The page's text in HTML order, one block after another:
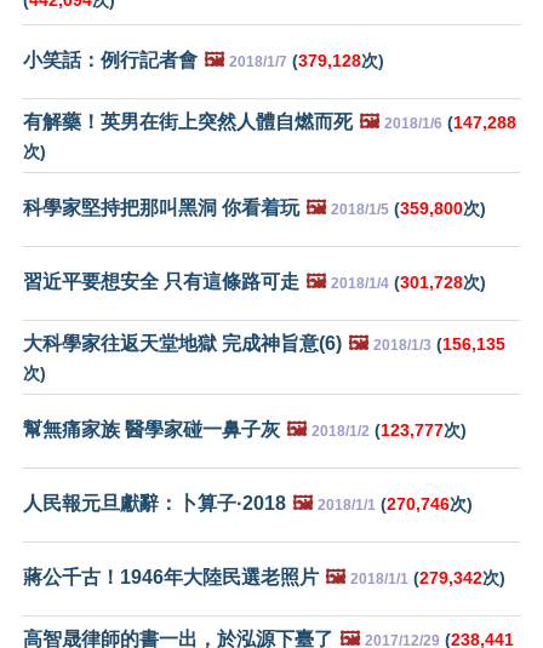
小笑話：例行記者會 🖼️ 2018/1/7 (379,128次)
有解藥！英男在街上突然人體自燃而死 🖼️ 2018/1/6 (147,288
次)
科學家堅持把那叫黑洞 你看着玩 🖼️ 2018/1/5 (359,800次)
習近平要想安全 只有這條路可走 🖼️ 2018/1/4 (301,728次)
大科學家往返天堂地獄 完成神旨意(6) 🖼️ 2018/1/3 (156,135
次)
幫無痛家族 醫學家碰一鼻子灰 🖼️ 2018/1/2 (123,777次)
人民報元旦獻辭：卜算子·2018 🖼️ 2018/1/1 (270,746次)
蔣公千古！1946年大陸民選老照片 🖼️ 2018/1/1 (279,342次)
高智晟律師的書一出，於泓源下臺了 🖼️ 2017/12/29 (238,441